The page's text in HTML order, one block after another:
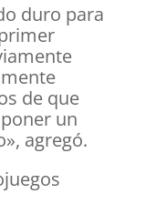
duro para
de que
un
agregó.